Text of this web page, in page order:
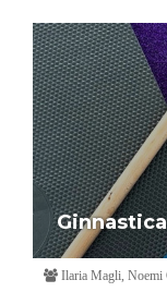
Ilaria Magli, Noemi